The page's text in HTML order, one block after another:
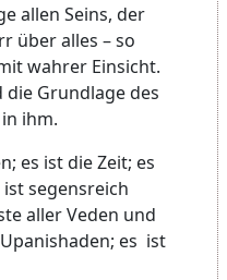
allen Seins, der
über alles – so
wahrer Einsicht.
die Grundlage des
ihm.
es ist die Zeit; es
segensreich
aller Veden und
es ist